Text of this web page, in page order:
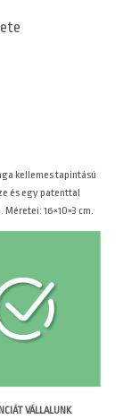
kellemes tapintású
és egy patenttal
16×10×3 cm.
VÁLLALUNK